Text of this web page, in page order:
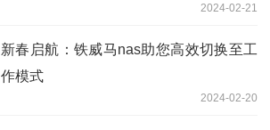
2024-02-21
新春启航：铁威马nas助您高效切换至工
作模式
2024-02-20